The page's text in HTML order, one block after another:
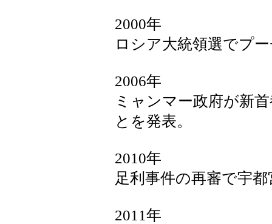
2000年
ロシア大統領選でプ
2006年
ミャンマー政府が新
とを発表。
2010年
足利事件の再審で宇
2011年